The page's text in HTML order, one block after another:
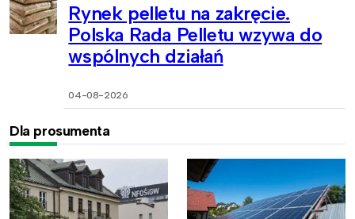
Rynek pelletu na zakręcie.
Polska Rada Pelletu wzywa do
wspólnych działań
04-08-2026
Dla prosumenta